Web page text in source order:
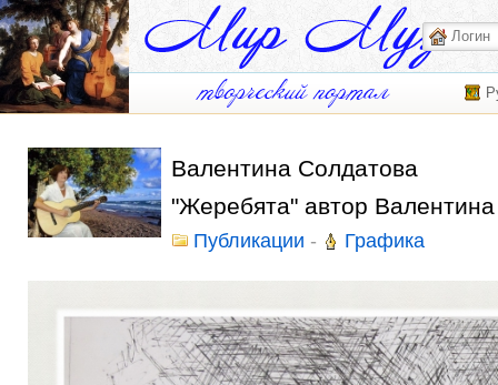
Валентина Солдатова
"Жеребята" автор
Публикации - Графика